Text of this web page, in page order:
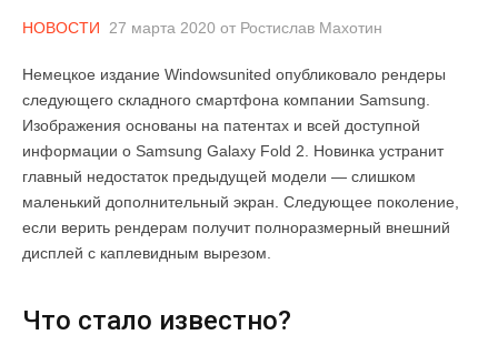
НОВОСТИ 27 марта 2020 от Ростислав Махотин
Немецкое издание Windowsunited опубликовало рендеры
следующего складного смартфона компании Samsung.
Изображения основаны на патентах и всей доступной
информации о Samsung Galaxy Fold 2. Новинка устранит
главный недостаток предыдущей модели — слишком
маленький дополнительный экран. Следующее поколение,
если верить рендерам получит полноразмерный внешний
дисплей с каплевидным вырезом.
Что стало известно?